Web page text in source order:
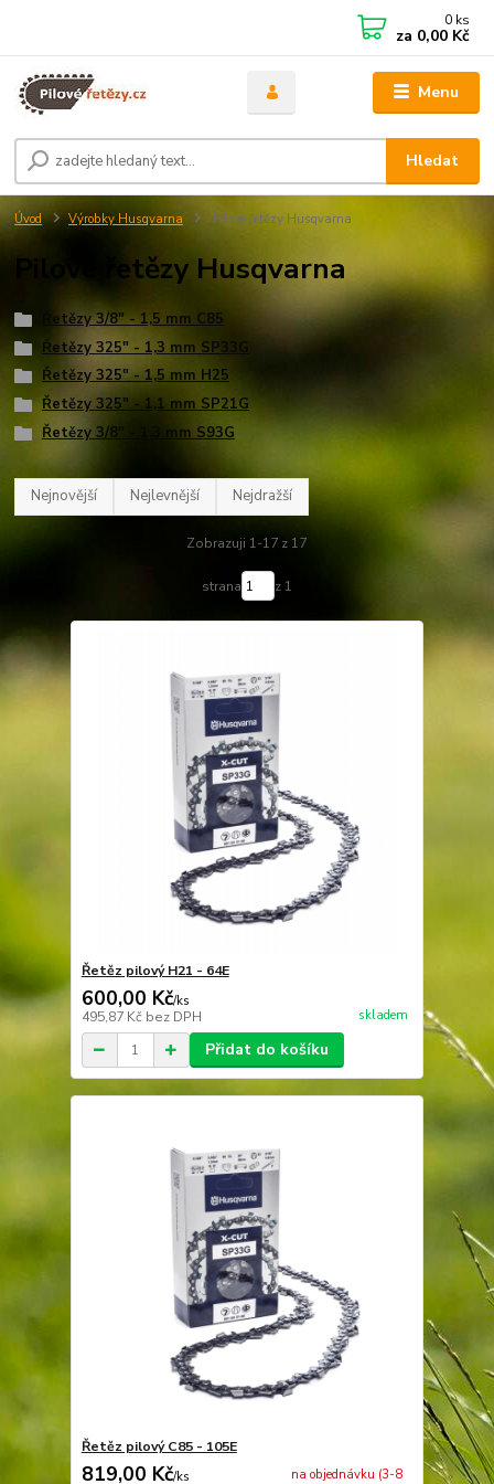
Menu
Hledat
0 ks
za 0,00 Kč
Úvod Výrobky Husqvarna Pilové řetězy Husqvarna
Pilové řetězy Husqvarna
Řetězy 3/8" - 1,5 mm C85
Řetězy 325" - 1,3 mm SP33G
Řetězy 325" - 1,5 mm H25
Řetězy 325" - 1,1 mm SP21G
Řetězy 3/8" - 1,3 mm S93G
Nejnovější Nejlevnější Nejdražší
Zobrazuji 1-17 z 17
strana z 1
Řetěz pilový H21 - 64E
600,00 Kč/ks
495,87 Kč bez DPH skladem
Přidat do košíku
Řetěz pilový C85 - 105E
819,00 Kč/ks
na objednávku (3-8